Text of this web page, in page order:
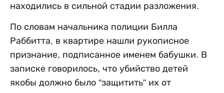
находились в сильной стадии разложения.
По словам начальника полиции Билла
Раббитта, в квартире нашли рукописное
признание, подписанное именем бабушки. В
записке говорилось, что убийство детей
якобы должно было "защитить” их от